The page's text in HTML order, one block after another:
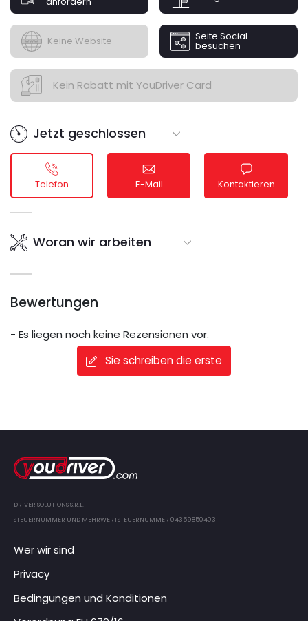
Via Feudo, 190 - Riccia (CB) 86016
327 4538671 Simone - 339 5269056 Giuseppe -
FG_autoriparaziono@outlook.it
Keine Website Seite Social
besuchen
Kein Rabatt mit YouDriver Card
Jetzt geschlossen
Telefon E-Mail Kontaktieren
Woran wir arbeiten
Bewertungen
- Es liegen noch keine Rezensionen vor.
Sie schreiben die erste
DRIVER SOLUTIONS S.R.L.
STEUERNUMMER UND MEHRWERTSTEUERNUMMER 04359850403
Wer wir sind
Privacy
Bedingungen und Konditionen